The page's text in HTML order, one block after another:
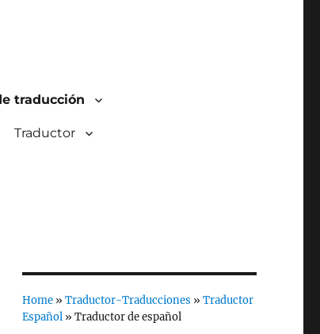
traducción
Traductor
Home» Traductor-Traducciones » Traductor
Español» Traductor de español